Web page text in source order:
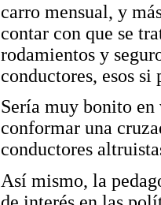
carro mensual, y
contar con que se
rodamientos y
conductores, esos si
Sería muy bonito
conformar una
conductores
Así mismo, la